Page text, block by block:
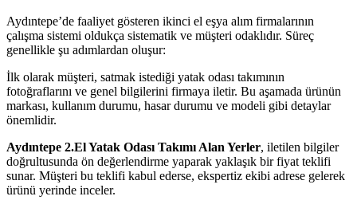
Aydıntepe’de faaliyet gösteren ikinci el eşya alım firmalarının
çalışma sistemi oldukça sistematik ve müşteri odaklıdır. Süreç
genellikle şu adımlardan oluşur:
İlk olarak müşteri, satmak istediği yatak odası takımının
fotoğraflarını ve genel bilgilerini firmaya iletir. Bu aşamada ürünün
markası, kullanım durumu, hasar durumu ve modeli gibi detaylar
önemlidir.
Aydıntepe 2.El Yatak Odası Takımı Alan Yerler, iletilen bilgiler
doğrultusunda ön değerlendirme yaparak yaklaşık bir fiyat teklifi
sunar. Müşteri bu teklifi kabul ederse, ekspertiz ekibi adrese gelerek
ürünü yerinde inceler.